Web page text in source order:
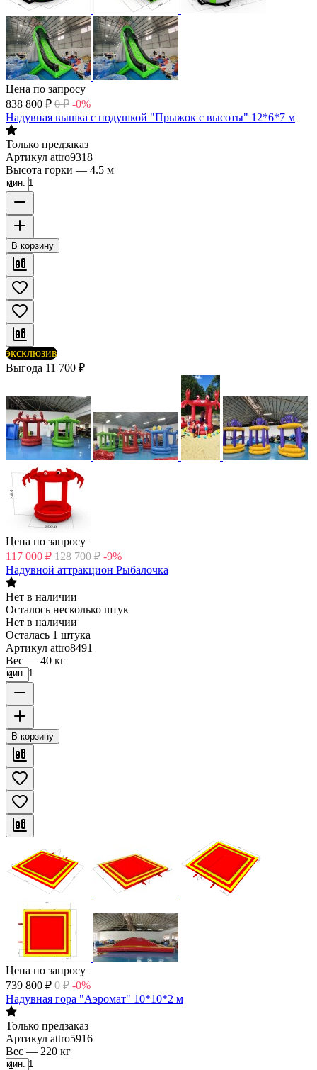
Цена по запросу
838 800 ₽ 0 ₽ -0%
Надувная вышка с подушкой "Прыжок с высоты" 12*6*7 м
Только предзаказ
Артикул attro9318
Высота горки — 4.5 м
мин. 1
В корзину
эксклюзив
Выгода 11 700 ₽
Цена по запросу
117 000 ₽ 128 700 ₽ -9%
Надувной аттракцион Рыбалочка
Нет в наличии
Осталось несколько штук
Нет в наличии
Осталась 1 штука
Артикул attro8491
Вес — 40 кг
мин. 1
В корзину
Цена по запросу
739 800 ₽ 0 ₽ -0%
Надувная гора "Аэромат" 10*10*2 м
Только предзаказ
Артикул attro5916
Вес — 220 кг
мин. 1